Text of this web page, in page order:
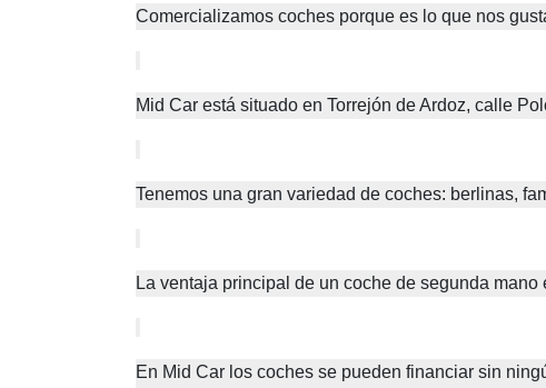
Comercializamos coches porque es lo que nos
Mid Car está situado en Torrejón de Ardoz, calle
Tenemos una gran variedad de coches: berlinas,
La ventaja principal de un coche de segunda
En Mid Car los coches se pueden financiar sin